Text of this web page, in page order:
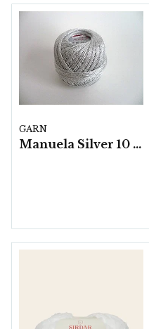
GARN
Manuela Silver 10 nystan á 25gram